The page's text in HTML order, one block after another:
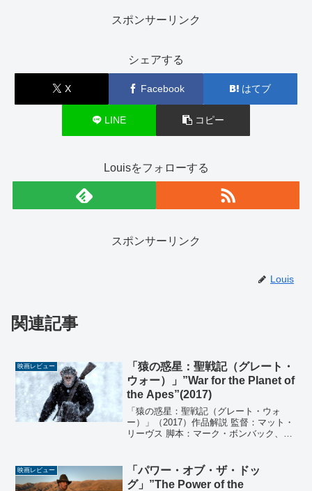
スポンサーリンク
シェアする
X Facebook はてブ
LINE コピー
Louisをフォローする
スポンサーリンク
Louis
関連記事
映画レビュー
「猿の惑星：聖戦記（グレート・
ウォー）」”War for the Planet of
the Apes”(2017)
「猿の惑星：聖戦記（グレート・ウォ
ー）」（2017）作品解説 監督：マット・
リーヴス 脚本：マーク・ボンバック、マ
ー・チャーニン、ディラン・クラーク、
リック・ジャッ...
映画レビュー
「パワー・オブ・ザ・ドッ
グ」”The Power of the